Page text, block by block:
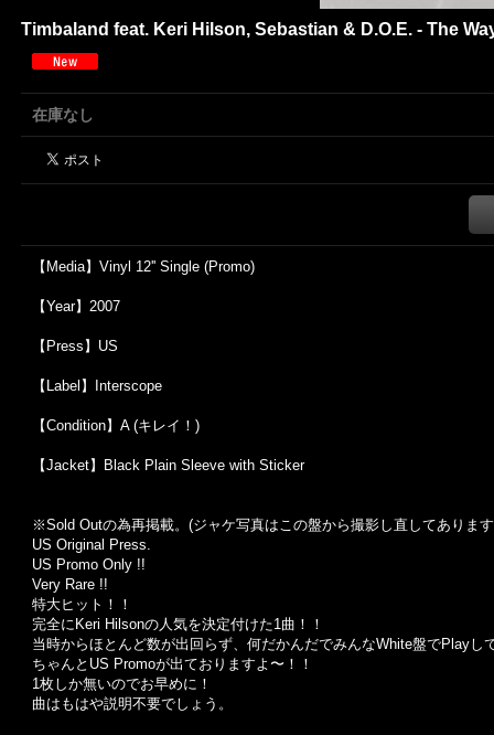
Timbaland feat. Keri Hilson, Sebastian & D.O.E. - The
在庫なし
【Media】Vinyl 12'' Single (Promo)
【Year】2007
【Press】US
【Label】Interscope
【Condition】A (キレイ！)
【Jacket】Black Plain Sleeve with Sticker
※Sold Outの為再掲載。 (ジャケ写真はこの盤から撮影し直してありま
US Original Press.
US Promo Only !!
Very Rare !!
特大ヒット！！
完全にKeri Hilsonの人気を決定付けた1曲！！
当時からほとんど数が出回らず、何だかんだでみんなWhite盤でPlayし
ちゃんとUS Promoが出ておりますよ〜！！
1枚しか無いのでお早めに！
曲はもはや説明不要でしょう。